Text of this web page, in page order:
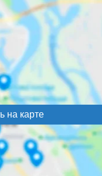
на карте